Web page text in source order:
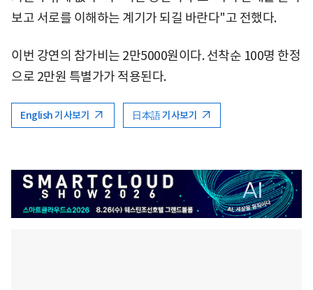
보고 서로를 이해하는 계기가 되길 바란다"고 전했다.
이번 강연의 참가비는 2만5000원이다. 선착순 100명 한정
으로 2만원 특별가가 적용된다.
English 기사보기 日本語 기사보기